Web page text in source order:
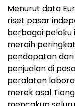
Menurut data
riset pasar
berbagai pelaku
meraih
pendapatan
penjualan di
peralatan
merek asal